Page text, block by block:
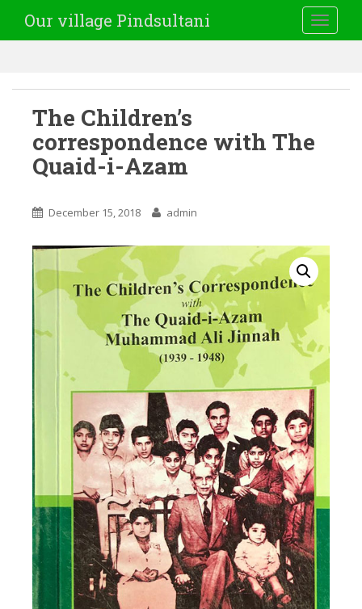
Our village Pindsultani
The Children’s
correspondence with The
Quaid-i-Azam
December 15, 2018 admin